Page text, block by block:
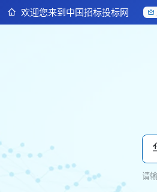
欢迎您来到中国招标投标网
请